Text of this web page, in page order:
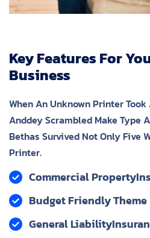
Key Features For
Business
When An Unknown Printer
Anddey Scrambled Make Type
Bethas Survived Not Only Five
Printer.
Commercial
Budget Friendly Theme
General